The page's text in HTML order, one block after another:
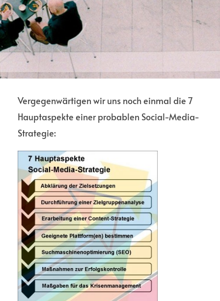
Vergegen­wärtigen wir uns noch einmal die 7
Haupt­aspekte einer probablen Social-Media-
Strategie: